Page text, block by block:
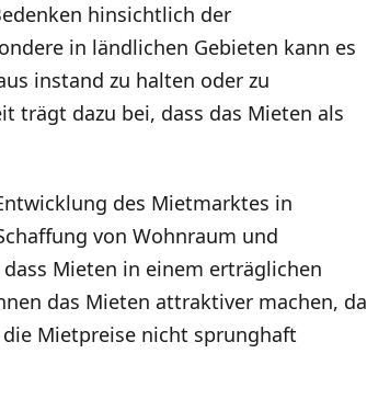
hinsichtlich der
in ländlichen Gebieten kann es
instand zu halten oder zu
trägt dazu bei, dass das Mieten als
des Mietmarktes in
von Wohnraum und
Mieten in einem erträglichen
das Mieten attraktiver machen, da
Mietpreise nicht sprunghaft